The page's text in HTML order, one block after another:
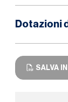
Dotazioni
SALVA